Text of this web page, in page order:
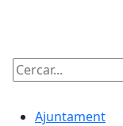
Cercar:
Ajuntament